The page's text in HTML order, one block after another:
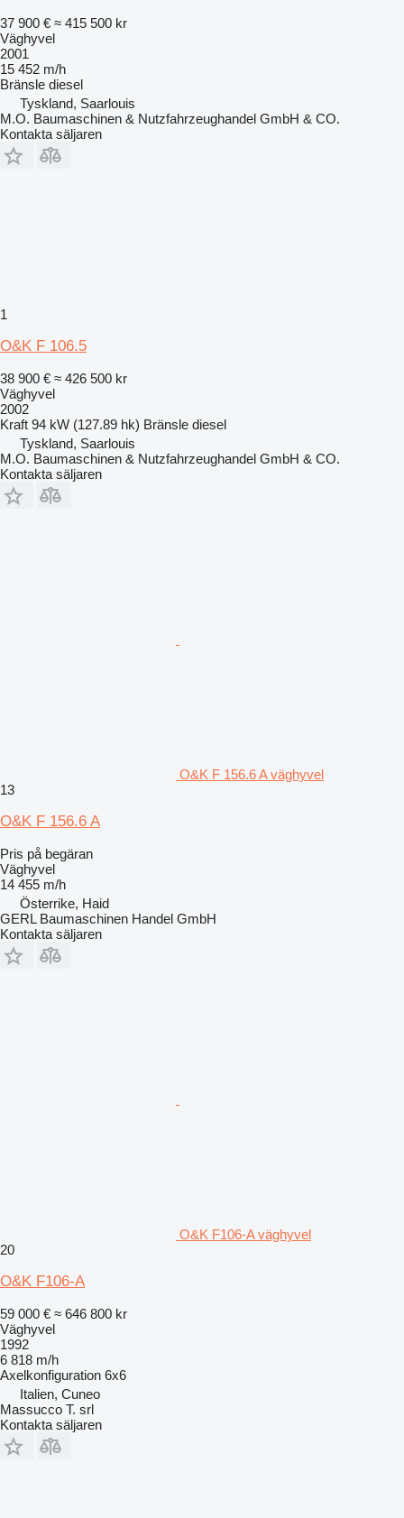
37 900 € ≈ 415 500 kr
Väghyvel
2001
15 452 m/h
Bränsle diesel
Tyskland, Saarlouis
M.O. Baumaschinen & Nutzfahrzeughandel GmbH & CO.
Kontakta säljaren
1
O&K F 106.5
38 900 € ≈ 426 500 kr
Väghyvel
2002
Kraft 94 kW (127.89 hk) Bränsle diesel
Tyskland, Saarlouis
M.O. Baumaschinen & Nutzfahrzeughandel GmbH & CO.
Kontakta säljaren
O&K F 156.6 A väghyvel
13
O&K F 156.6 A
Pris på begäran
Väghyvel
14 455 m/h
Österrike, Haid
GERL Baumaschinen Handel GmbH
Kontakta säljaren
O&K F106-A väghyvel
20
O&K F106-A
59 000 € ≈ 646 800 kr
Väghyvel
1992
6 818 m/h
Axelkonfiguration 6x6
Italien, Cuneo
Massucco T. srl
Kontakta säljaren